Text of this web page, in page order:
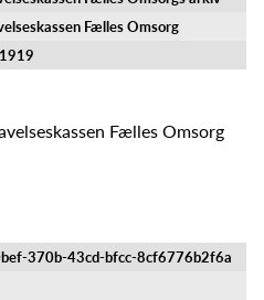
Fælles Omsorg
Fælles Omsorg
370b-43cd-bfcc-8cf6776b2f6a